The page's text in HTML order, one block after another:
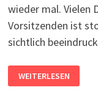
wieder mal. Vielen
Vorsitzenden ist
sichtlich
1.
VORSITZENDE
WEITERLESEN